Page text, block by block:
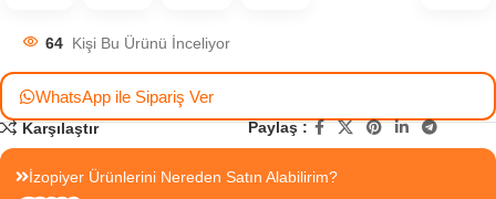
64 Kişi Bu Ürünü İnceliyor
WhatsApp ile Sipariş Ver
Karşılaştır Paylaş :
İzopiyer Ürünlerini Nereden Satın Alabilirim?